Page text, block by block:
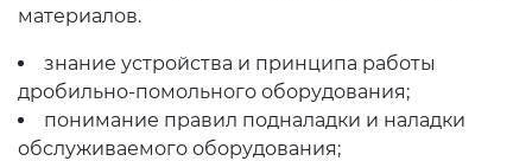
материалов.
знание устройства и принципа работы
дробильно-помольного оборудования;
понимание правил подналадки и наладки
обслуживаемого оборудования;